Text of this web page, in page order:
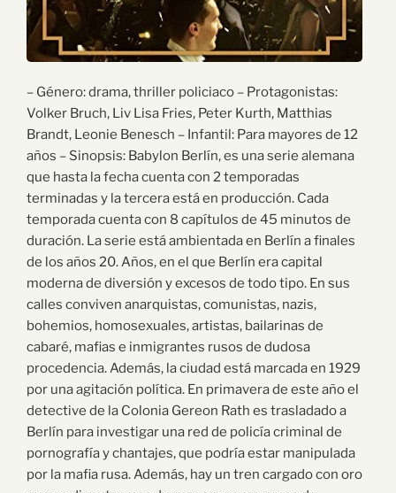
– Género: drama, thriller policiaco – Protagonistas:
Volker Bruch, Liv Lisa Fries, Peter Kurth, Matthias
Brandt, Leonie Benesch – Infantil: Para mayores de 12
años – Sinopsis: Babylon Berlín, es una serie alemana
que hasta la fecha cuenta con 2 temporadas
terminadas y la tercera está en producción. Cada
temporada cuenta con 8 capítulos de 45 minutos de
duración. La serie está ambientada en Berlín a finales
de los años 20. Años, en el que Berlín era capital
moderna de diversión y excesos de todo tipo. En sus
calles conviven anarquistas, comunistas, nazis,
bohemios, homosexuales, artistas, bailarinas de
cabaré, mafias e inmigrantes rusos de dudosa
procedencia. Además, la ciudad está marcada en 1929
por una agitación política. En primavera de este año el
detective de la Colonia Gereon Rath es trasladado a
Berlín para investigar una red de policía criminal de
pornografía y chantajes, que podría estar manipulada
por la mafia rusa. Además, hay un tren cargado con oro